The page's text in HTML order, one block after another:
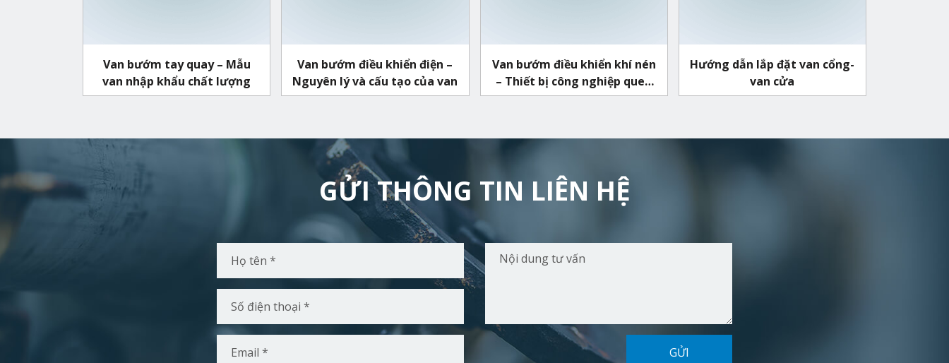
Van bướm tay quay – Mẫu
van nhập khẩu chất lượng
Van bướm điều khiển điện –
Nguyên lý và cấu tạo của van
Van bướm điều khiển khí nén
– Thiết bị công nghiệp quen
thuộc
Hướng dẫn lắp đặt van cổng-
van cửa
GỬI THÔNG TIN LIÊN HỆ
GỬI